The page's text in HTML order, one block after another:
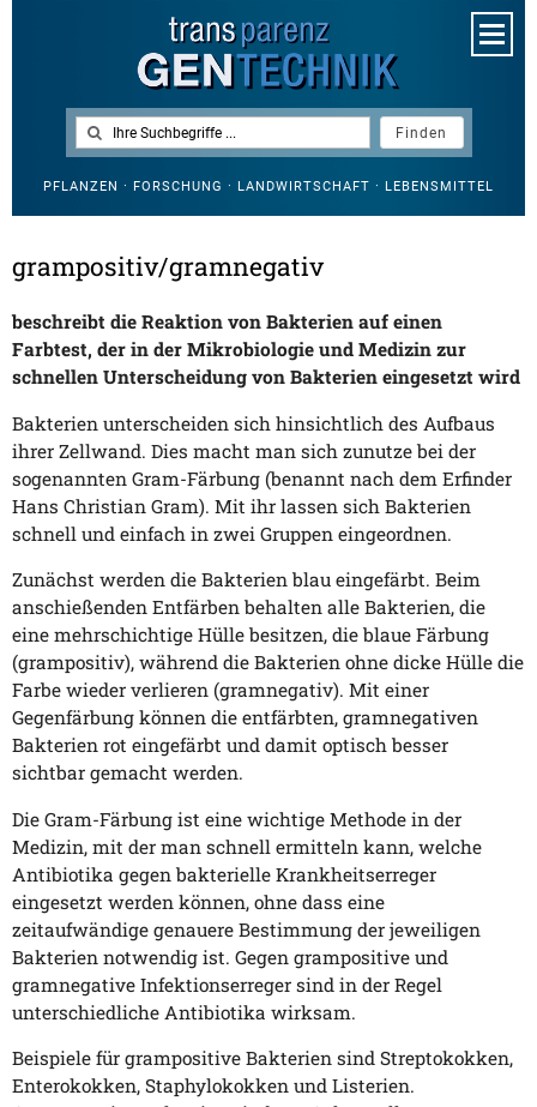
PFLANZEN · FORSCHUNG · LANDWIRTSCHAFT · LEBENSMITTEL
grampositiv/gramnegativ
beschreibt die Reaktion von Bakterien auf einen
Farbtest, der in der Mikrobiologie und Medizin zur
schnellen Unterscheidung von Bakterien eingesetzt wird
Bakterien unterscheiden sich hinsichtlich des Aufbaus
ihrer Zellwand. Dies macht man sich zunutze bei der
sogenannten Gram-Färbung (benannt nach dem Erfinder
Hans Christian Gram). Mit ihr lassen sich Bakterien
schnell und einfach in zwei Gruppen eingeordnen.
Zunächst werden die Bakterien blau eingefärbt. Beim
anschießenden Entfärben behalten alle Bakterien, die
eine mehrschichtige Hülle besitzen, die blaue Färbung
(grampositiv), während die Bakterien ohne dicke Hülle die
Farbe wieder verlieren (gramnegativ). Mit einer
Gegenfärbung können die entfärbten, gramnegativen
Bakterien rot eingefärbt und damit optisch besser
sichtbar gemacht werden.
Die Gram-Färbung ist eine wichtige Methode in der
Medizin, mit der man schnell ermitteln kann, welche
Antibiotika gegen bakterielle Krankheitserreger
eingesetzt werden können, ohne dass eine
zeitaufwändige genauere Bestimmung der jeweiligen
Bakterien notwendig ist. Gegen grampositive und
gramnegative Infektionserreger sind in der Regel
unterschiedliche Antibiotika wirksam.
Beispiele für grampositive Bakterien sind Streptokokken,
Enterokokken, Staphylokokken und Listerien.